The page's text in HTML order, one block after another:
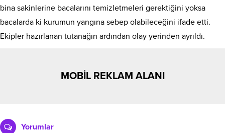
bina sakinlerine bacalarını temizletmeleri gerektiğini yoksa
bacalarda ki kurumun yangına sebep olabileceğini ifade etti.
Ekipler hazırlanan tutanağın ardından olay yerinden ayrıldı.
MOBİL REKLAM ALANI
Yorumlar